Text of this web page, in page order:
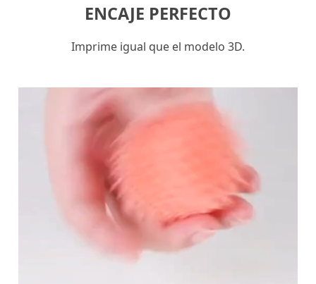
ENCAJE PERFECTO
Imprime igual que el modelo 3D.